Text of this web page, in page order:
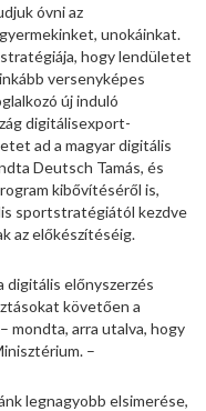
óvni az
unokáinkat.
hogy lendületet
versenyképes
új induló
digitálisexport-
ad a magyar digitális
Deutsch Tamás, és
kibővítéséről is,
sportstratégiától kezdve
az előkészítéséig.
digitális előnyszerzés
követően a
mondta, arra utalva, hogy
–
legnagyobb elsimerése,